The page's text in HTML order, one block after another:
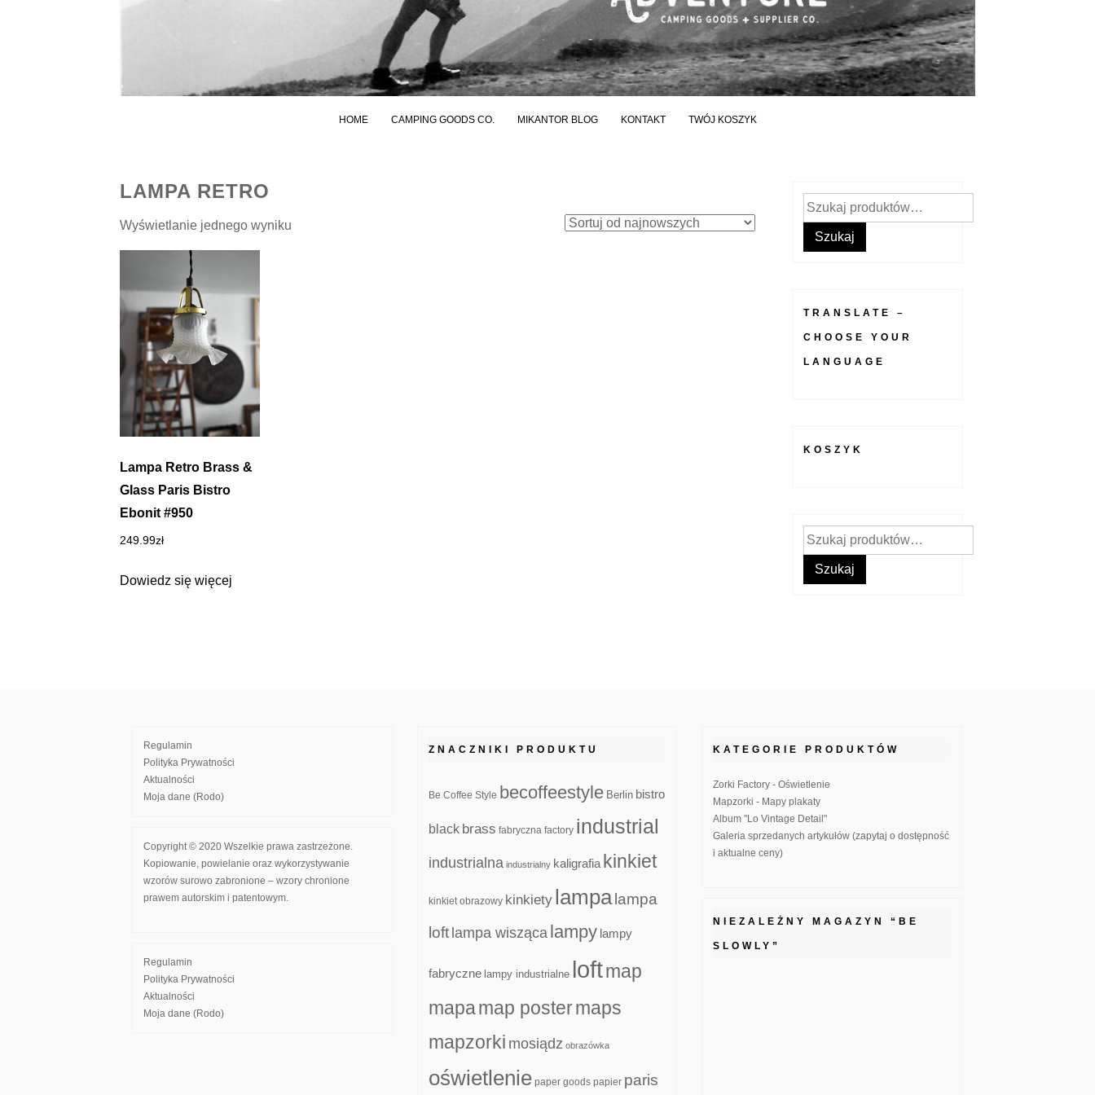
HOME CAMPING GOODS CO. MIKANTOR BLOG KONTAKT TWÓJ KOSZYK
LAMPA RETRO
Wyświetlanie jednego wyniku
Lampa Retro Brass &
Glass Paris Bistro
Ebonit #950
249.99zł
Dowiedz się więcej
Szukaj:
Szukaj
TRANSLATE –
CHOOSE YOUR
LANGUAGE
KOSZYK
Szukaj:
Szukaj
Regulamin
Polityka Prywatności
Aktualności
Moja dane (Rodo)
Copyright © 2020 Wszelkie prawa zastrzeżone.
Kopiowanie, powielanie oraz wykorzystywanie
wzorów surowo zabronione – wzory chronione
prawem autorskim i patentowym.
Regulamin
Polityka Prywatności
Aktualności
Moja dane (Rodo)
ZNACZNIKI PRODUKTU
Be Coffee Style becoffeestyle Berlin bistro
black brass fabryczna factory industrial
industrialna industrialny kaligrafia kinkiet
kinkiet obrazowy kinkiety lampa lampa
loft lampa wisząca lampy lampy
fabryczne lampy industrialne loftmap
mapamap postermaps
mapzorki mosiądz obrazówka
oświetlenie paper goods papier paris
KATEGORIE PRODUKTÓW
Zorki Factory - Oświetlenie
Mapzorki - Mapy plakaty
Album "Lo Vintage Detail"
Galeria sprzedanych artykułów (zapytaj o dostępność
i aktualne ceny)
NIEZALEŻNY MAGAZYN “BE
SLOWLY”